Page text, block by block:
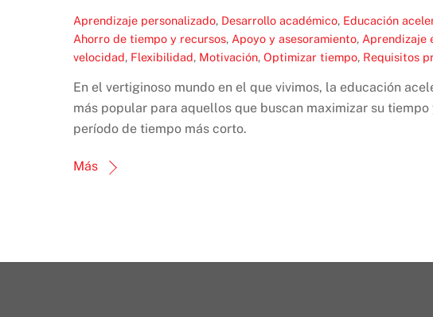
Aprendizaje personalizado, Desarrollo académico, Educación
Ahorro de tiempo y recursos, Apoyo y asesoramiento, Aprendizaje
velocidad, Flexibilidad, Motivación, Optimizar tiempo, Requisitos
En el vertiginoso mundo en el que vivimos, la educación
más popular para aquellos que buscan maximizar su
período de tiempo más corto.
Más